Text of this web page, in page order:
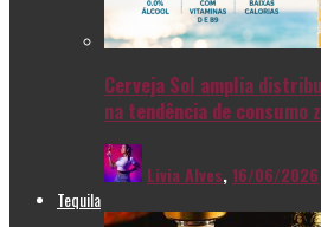
Cerveja Sol amplia
na tendência de consumo
Livia Alves,16/06/2026
Tequila